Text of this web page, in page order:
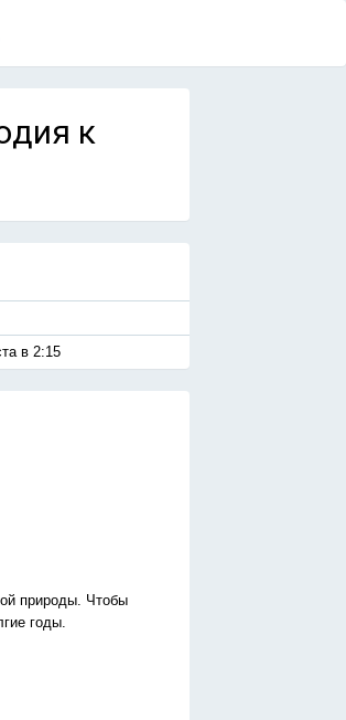
к
в 2:15
природы. Чтобы
годы.